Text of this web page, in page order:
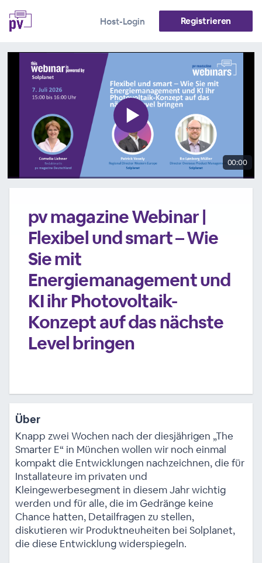
Host-Login Registrieren
00:00
pv magazine Webinar |
Flexibel und smart – Wie
Sie mit
Energiemanagement und
KI ihr Photovoltaik-
Konzept auf das nächste
Level bringen
Über
Knapp zwei Wochen nach der diesjährigen „The
Smarter E“ in München wollen wir noch einmal
kompakt die Entwicklungen nachzeichnen, die für
Installateure im privaten und
Kleingewerbesegment in diesem Jahr wichtig
werden und für alle, die im Gedränge keine
Chance hatten, Detailfragen zu stellen,
diskutieren wir Produktneuheiten bei Solplanet,
die diese Entwicklung widerspiegeln.